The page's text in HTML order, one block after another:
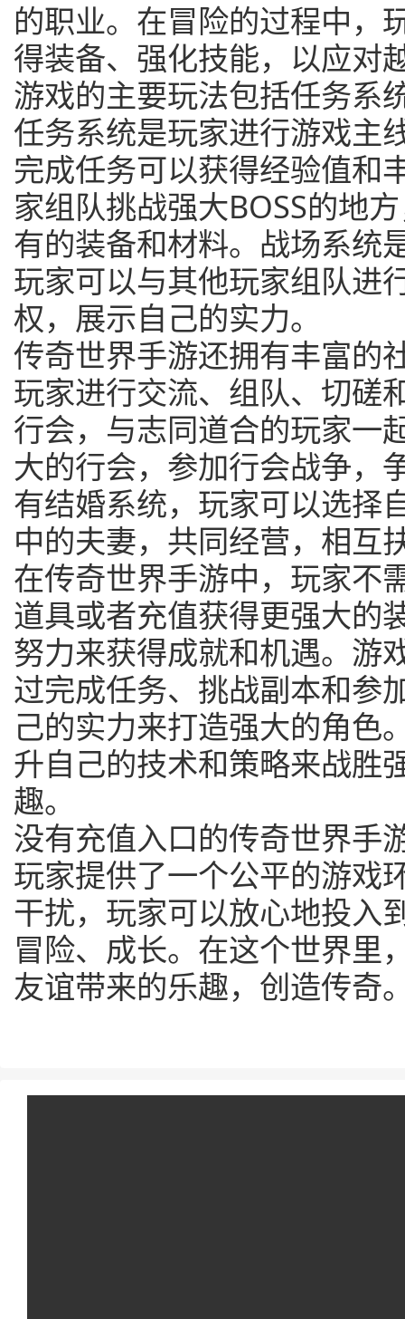
的职业。在冒险的过程中，
得装备、强化技能，以应对
游戏的主要玩法包括任务系
任务系统是玩家进行游戏主
完成任务可以获得经验值和
家组队挑战强大BOSS的地
有的装备和材料。战场系统
玩家可以与其他玩家组队进
权，展示自己的实力。
传奇世界手游还拥有丰富的
玩家进行交流、组队、切磋
行会，与志同道合的玩家一
大的行会，参加行会战争，
有结婚系统，玩家可以选择
中的夫妻，共同经营，相互
在传奇世界手游中，玩家不
道具或者充值获得更强大的
努力来获得成就和机遇。游
过完成任务、挑战副本和参
己的实力来打造强大的角色
升自己的技术和策略来战胜
趣。
没有充值入口的传奇世界手
玩家提供了一个公平的游戏
干扰，玩家可以放心地投入
冒险、成长。在这个世界里
友谊带来的乐趣，创造传奇